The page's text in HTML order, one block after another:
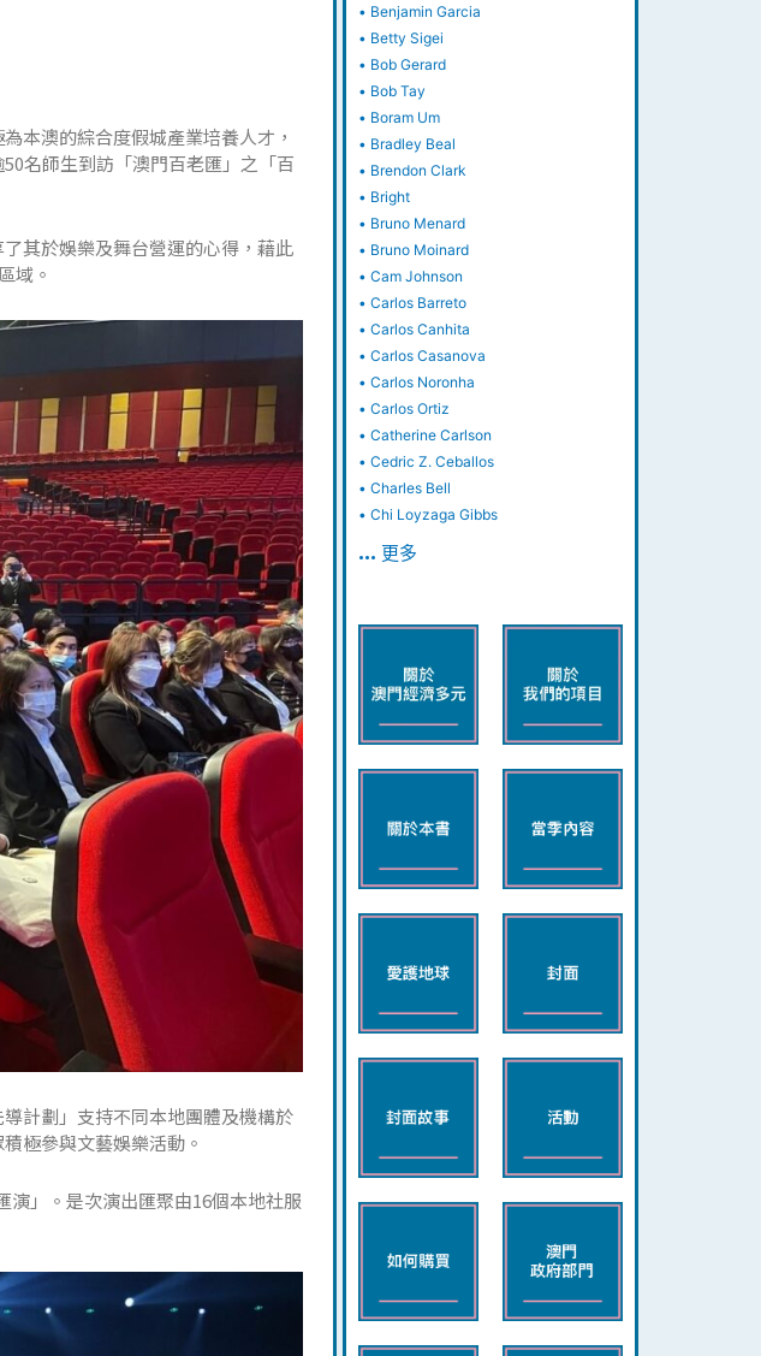
本澳的綜合度假城產業培養人才，
名師生到訪「澳門百老匯」之「百
其於娛樂及舞台營運的心得，藉此
域。
計劃」支持不同本地團體及機構於
極參與文藝娛樂活動。
」。是次演出匯聚由16個本地社服
• Benjamin Garcia
• Betty Sigei
• Bob Gerard
• Bob Tay
• Boram Um
• Bradley Beal
• Brendon Clark
• Bright
• Bruno Menard
• Bruno Moinard
•Cam Johnson
•Carlos Barreto
•Carlos Canhita
•Carlos Casanova
•Carlos Noronha
•Carlos Ortiz
•Catherine Carlson
•Cedric Z. Ceballos
•Charles Bell
•Chi Loyzaga Gibbs
… 更多